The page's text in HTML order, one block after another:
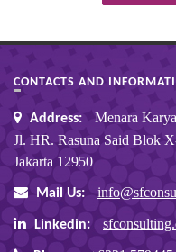
CONTACTS AND
Address:
Menara
Jl. HR. Rasuna Said Blok
Jakarta 12950
Mail Us:
Linkedin: